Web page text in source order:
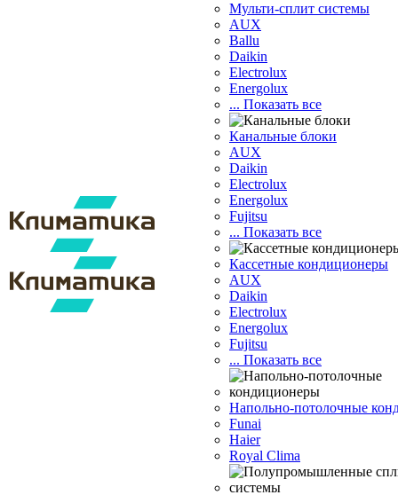
Мульти-сплит системы
AUX
Ballu
Daikin
Electrolux
Energolux
... Показать все
Канальные блоки
AUX
Dаikin
Electrolux
Energolux
Fujitsu
... Показать все
Кассетные кондиционеры
AUX
Daikin
Electrolux
Energolux
Fujitsu
... Показать все
Напольно-потолочные
Funai
Haier
Royal Clima